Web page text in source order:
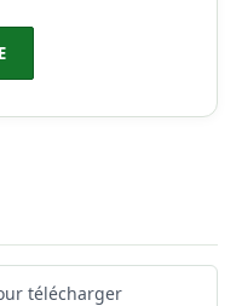
télécharger